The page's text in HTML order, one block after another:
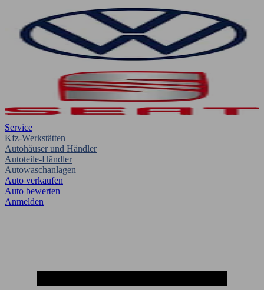
Service
Kfz-Werkstätten
Autohäuser und Händler
Autoteile-Händler
Autowaschanlagen
Auto verkaufen
Auto bewerten
Anmelden